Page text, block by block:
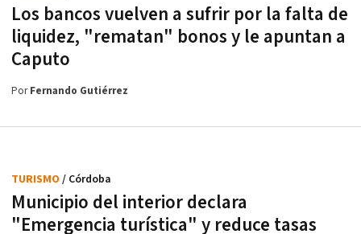
Los bancos vuelven a sufrir por la falta de
liquidez, "rematan" bonos y le apuntan a
Caputo
PorFernando Gutiérrez
Municipio del interior declara
"Emergencia turística" y reduce tasas
TURISMO / Córdoba